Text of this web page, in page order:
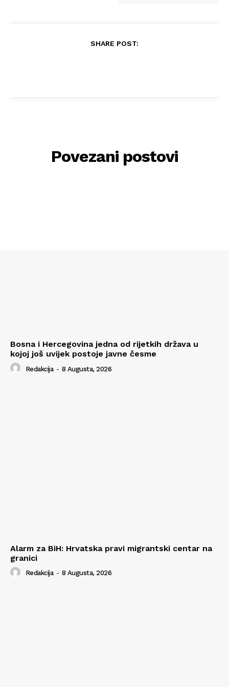
SHARE POST:
Povezani postovi
Bosna i Hercegovina jedna od rijetkih država u
kojoj još uvijek postoje javne česme
Redakcija - 8 Augusta, 2026
Alarm za BiH: Hrvatska pravi migrantski centar na
granici
Redakcija - 8 Augusta, 2026